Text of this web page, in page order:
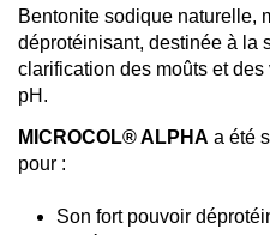
Bentonite sodique naturelle,
déprotéinisant, destinée à la
clarification des moûts et
pH.
MICROCOL® ALPHA a été
pour :
Son fort pouvoir